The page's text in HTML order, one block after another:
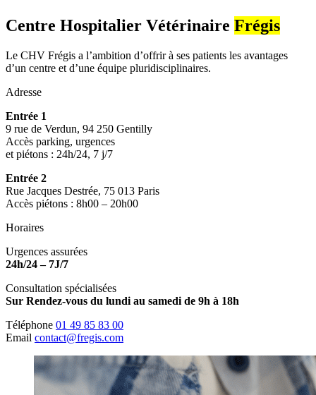
Centre Hospitalier Vétérinaire Frégis
Le CHV Frégis a l’ambition d’offrir à ses patients les avantages
d’un centre et d’une équipe pluridisciplinaires.
Adresse
Entrée 1
9 rue de Verdun, 94 250 Gentilly
Accès parking, urgences
et piétons : 24h/24, 7 j/7
Entrée 2
Rue Jacques Destrée, 75 013 Paris
Accès piétons : 8h00 – 20h00
Horaires
Urgences assurées
24h/24 – 7J/7
Consultation spécialisées
Sur Rendez-vous du lundi au samedi de 9h à 18h
Téléphone 01 49 85 83 00
Email contact@fregis.com